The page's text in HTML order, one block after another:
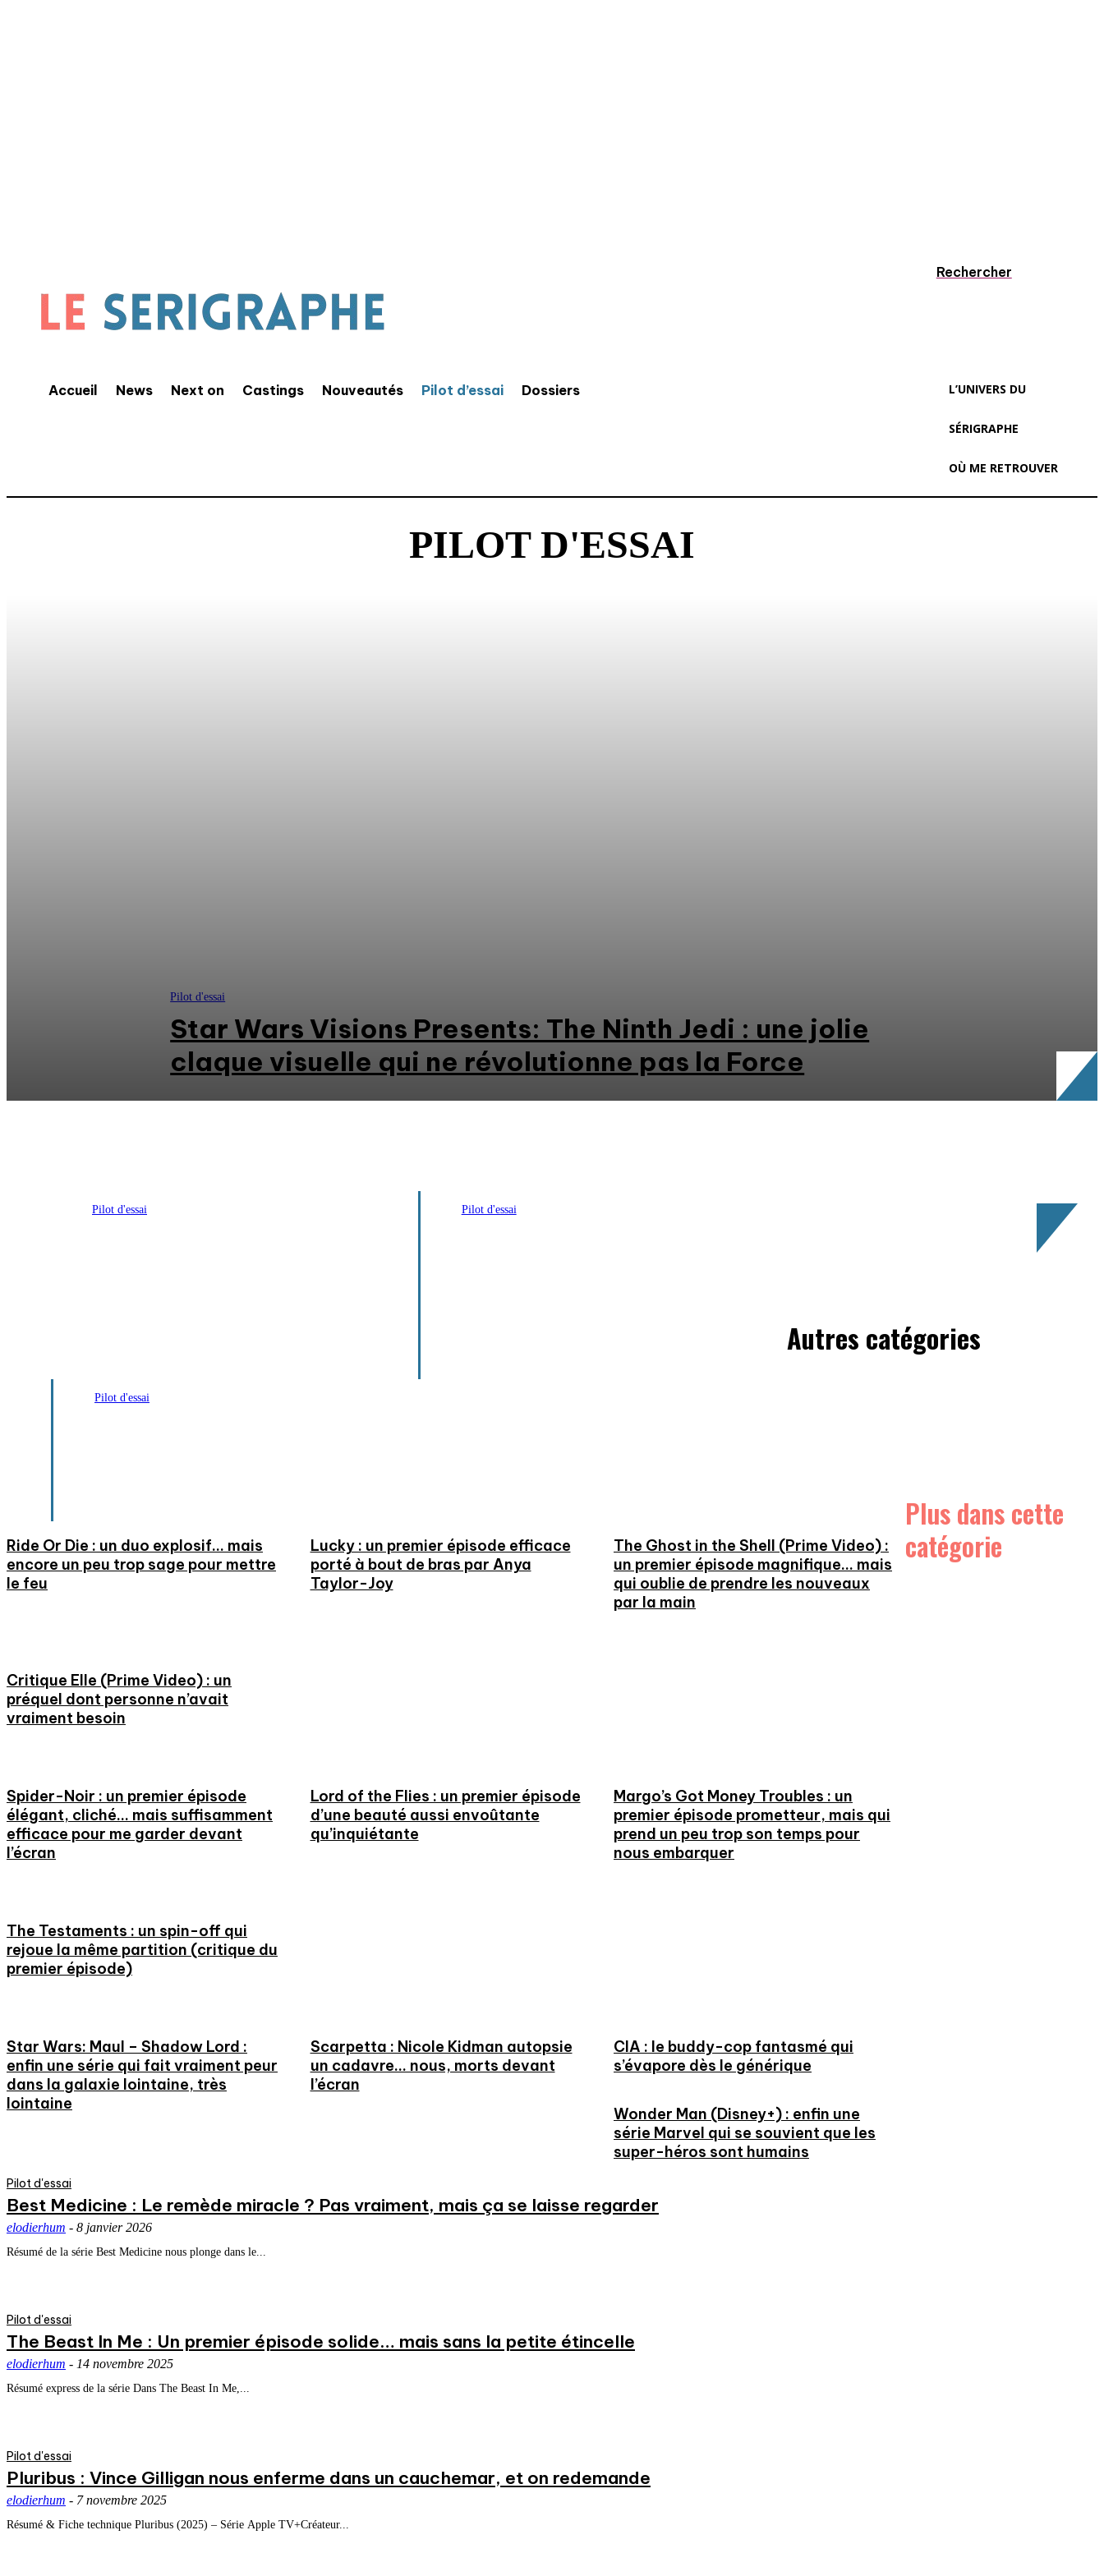
Accueil News Next on Castings Nouveautés Pilot d’essai Dossiers
Rechercher
L’UNIVERS DU
SÉRIGRAPHE
OÙ ME RETROUVER
PILOT D'ESSAI
Pilot d'essai
Star Wars Visions Presents: The Ninth Jedi : une jolie
claque visuelle qui ne révolutionne pas la Force
Pilot d'essai Pilot d'essai
Pilot d'essai
Autres catégories
Ride Or Die : un duo explosif… mais
encore un peu trop sage pour mettre
le feu
Lucky : un premier épisode efficace
porté à bout de bras par Anya
Taylor-Joy
The Ghost in the Shell (Prime Video) :
un premier épisode magnifique… mais
qui oublie de prendre les nouveaux
par la main
Critique Elle (Prime Video) : un
préquel dont personne n’avait
vraiment besoin
Spider-Noir : un premier épisode
élégant, cliché… mais suffisamment
efficace pour me garder devant
l’écran
Lord of the Flies : un premier épisode
d’une beauté aussi envoûtante
qu’inquiétante
Margo’s Got Money Troubles : un
premier épisode prometteur, mais qui
prend un peu trop son temps pour
nous embarquer
The Testaments : un spin-off qui
rejoue la même partition (critique du
premier épisode)
Star Wars: Maul – Shadow Lord :
enfin une série qui fait vraiment peur
dans la galaxie lointaine, très
lointaine
Scarpetta : Nicole Kidman autopsie
un cadavre… nous, morts devant
l’écran
CIA : le buddy-cop fantasmé qui
s’évapore dès le générique
Wonder Man (Disney+) : enfin une
série Marvel qui se souvient que les
super-héros sont humains
Plus dans cette
catégorie
Pilot d'essai
Best Medicine : Le remède miracle ? Pas vraiment, mais ça se laisse regarder
elodierhum - 8 janvier 2026
Résumé de la série Best Medicine nous plonge dans le...
Pilot d'essai
The Beast In Me : Un premier épisode solide… mais sans la petite étincelle
elodierhum - 14 novembre 2025
Résumé express de la série Dans The Beast In Me,...
Pilot d'essai
Pluribus : Vince Gilligan nous enferme dans un cauchemar, et on redemande
elodierhum - 7 novembre 2025
Résumé & Fiche technique Pluribus (2025) – Série Apple TV+Créateur...